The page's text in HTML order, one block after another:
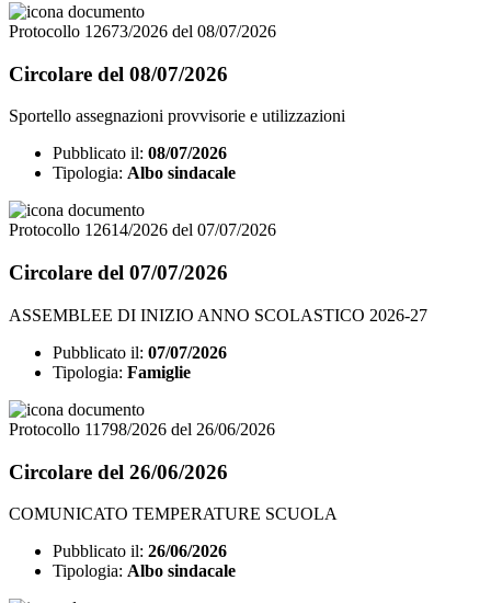
Protocollo 12673/2026 del 08/07/2026
Circolare del 08/07/2026
Sportello assegnazioni provvisorie e utilizzazioni
Pubblicato il: 08/07/2026
Tipologia: Albo sindacale
Protocollo 12614/2026 del 07/07/2026
Circolare del 07/07/2026
ASSEMBLEE DI INIZIO ANNO SCOLASTICO 2026-27
Pubblicato il: 07/07/2026
Tipologia: Famiglie
Protocollo 11798/2026 del 26/06/2026
Circolare del 26/06/2026
COMUNICATO TEMPERATURE SCUOLA
Pubblicato il: 26/06/2026
Tipologia: Albo sindacale